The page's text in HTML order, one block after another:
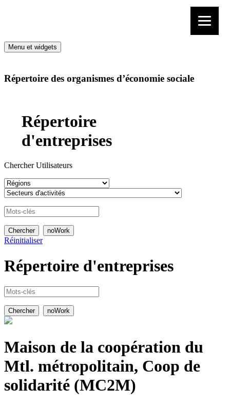
Menu et widgets
Répertoire des organismes d’économie sociale
Répertoire
d'entreprises
Chercher Utilisateurs
Réinitialiser
Répertoire d'entreprises
Maison de la coopération du
Mtl. métropolitain, Coop de
solidarité (MC2M)